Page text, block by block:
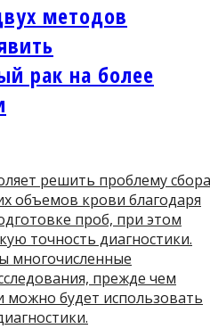
методов
рак на более
решить проблему сбора
объемов крови благодаря
проб, при этом
точность диагностики.
многочисленные
прежде чем
можно будет использовать